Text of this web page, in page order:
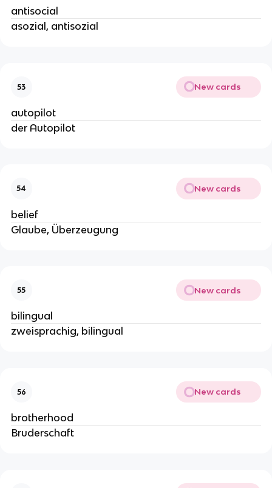
antisocial
asozial, antisozial
53 New cards
autopilot
der Autopilot
54 New cards
belief
Glaube, Überzeugung
55 New cards
bilingual
zweisprachig, bilingual
56 New cards
brotherhood
Bruderschaft